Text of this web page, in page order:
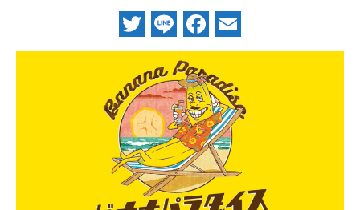
Twitter
LineFacebook